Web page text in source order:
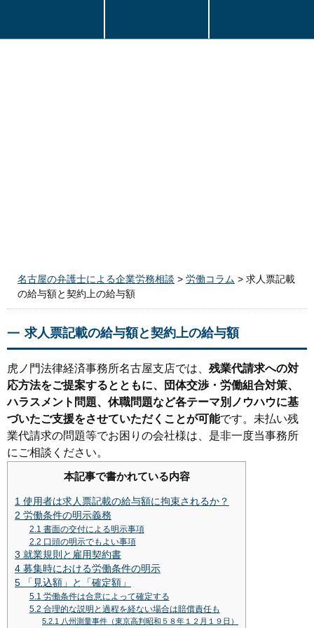
名古屋の弁護士による企業労務相談 > 労働コラム > 求人票記載
の給与額と契約上の給与額
求人票記載の給与額と契約上の給与額
虎ノ門法律経済事務所名古屋支店では、 残業代請求への対
応方法をご提案するとともに、団体交渉・労働組合対策、
ハラスメント問題、休職問題など各テーマ別ノウハウに基
づいたご支援をさせていただくことが可能です。未払い残
業代請求の問題等でお困りの会社様は、是非一度当事務所
にご相談ください。
本記事で書かれている内容
1 使用者は求人票記載の給与額に拘束されるか？
2 労働条件の明示義務
2.1 書面の交付による明示事項
2.2 口頭の明示でもよい事項
3 就業規則と雇用契約書
4 募集時における労働条件の明示
5 「見込額」と「確定額」
5.1 労働条件は合意によって確定する
5.2 合理的な説明と過程を経ない場合は賠償責任も
5.2.1 八州測量事件（東京高判昭和５８年１２月１９日）